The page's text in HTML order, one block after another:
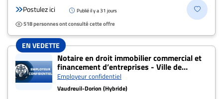
Postulez ici Publié il y a 31 jours
518 personnes ont consulté cette offre
EN VEDETTE
Notaire en droit immobilier commercial et
financement d’entreprises - Ville de
Vaudreuil-Dorion
Employeur confidentiel
Vaudreuil-Dorion (Hybride)